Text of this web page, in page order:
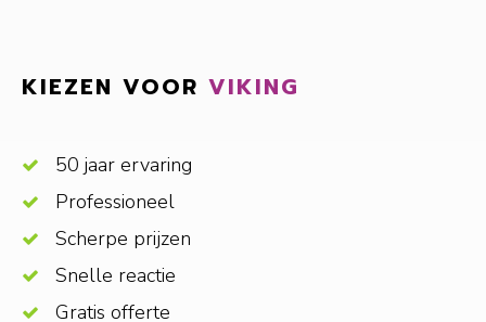
KIEZEN VOOR VIKING
50 jaar ervaring
Professioneel
Scherpe prijzen
Snelle reactie
Gratis offerte